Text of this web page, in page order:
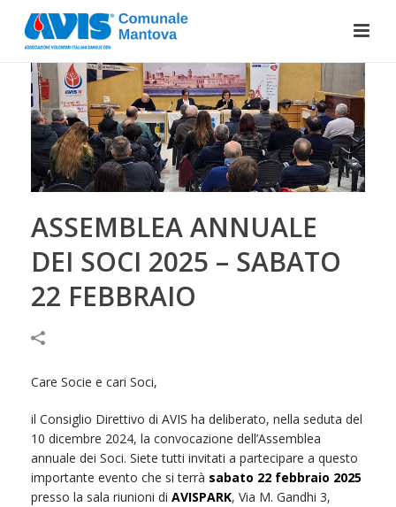
ASSEMBLEA ANNUALE
DEI SOCI 2025 – SABATO
22 FEBBRAIO
Care Socie e cari Soci,
il Consiglio Direttivo di AVIS ha deliberato, nella seduta del
10 dicembre 2024, la convocazione dell’Assemblea
annuale dei Soci. Siete tutti invitati a partecipare a questo
importante evento che si terrà sabato 22 febbraio 2025
presso la sala riunioni di AVISPARK, Via M. Gandhi 3,